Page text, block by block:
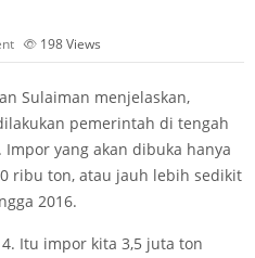
198Views
Sulaiman menjelaskan,
pemerintah di tengah
yang akan dibuka hanya
ribu ton, atau jauh lebih sedikit
2016.
Itu impor kita 3,5 juta ton